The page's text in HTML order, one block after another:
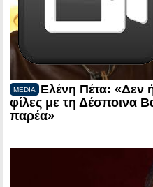
MEDIA
Ελένη Πέτα: «Δεν
φίλες με τη Δέσποινα
παρέα»